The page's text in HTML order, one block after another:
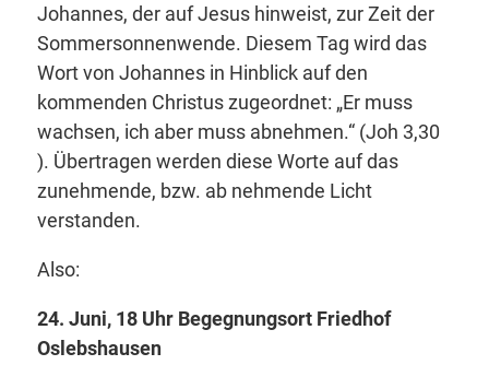
Johannes, der auf Jesus hinweist, zur Zeit der
Sommersonnenwende. Diesem Tag wird das
Wort von Johannes in Hinblick auf den
kommenden Christus zugeordnet: „Er muss
wachsen, ich aber muss abnehmen.“ (Joh 3,30
). Übertragen werden diese Worte auf das
zunehmende, bzw. ab nehmende Licht
verstanden.
Also:
24. Juni, 18 Uhr Begegnungsort Friedhof
Oslebshausen